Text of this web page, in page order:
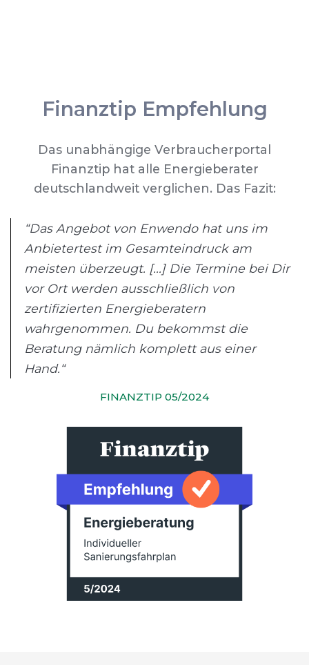
Finanztip Empfehlung
Das unabhängige Verbraucherportal
Finanztip hat alle Energieberater
deutschlandweit verglichen. Das Fazit:
“Das Angebot von Enwendo hat uns im
Anbietertest im Gesamteindruck am
meisten überzeugt. [...] Die Termine bei Dir
vor Ort werden ausschließlich von
zertifizierten Energieberatern
wahrgenommen. Du bekommst die
Beratung nämlich komplett aus einer
Hand.“
FINANZTIP 05/2024